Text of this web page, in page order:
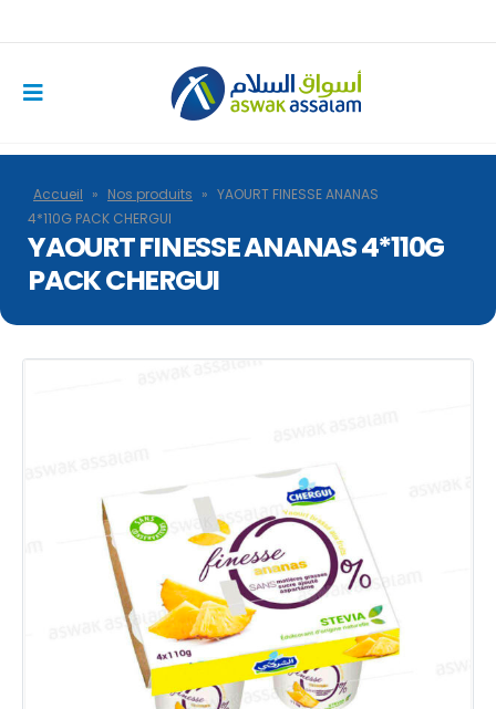
Accueil » Nos produits » YAOURT FINESSE ANANAS
4*110G PACK CHERGUI
YAOURT FINESSE ANANAS 4*110G
PACK CHERGUI